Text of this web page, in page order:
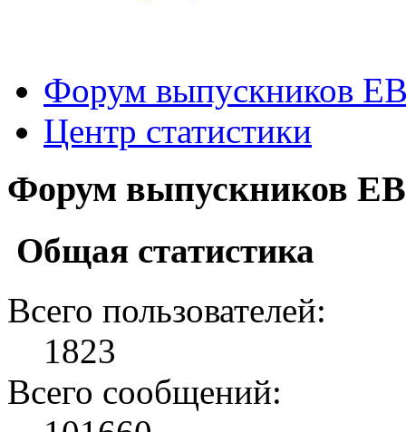
Форум выпускников
Центр статистики
Форум выпускников
Общая статистика
Всего пользователей:
1823
Всего сообщений: